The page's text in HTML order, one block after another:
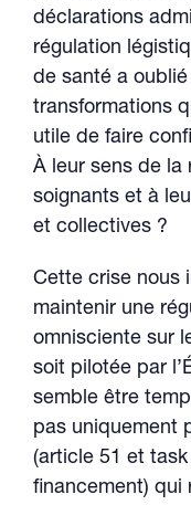
déclarations
régulation
de santé a
transformations
utile de faire
À leur sens de la
soignants et à
et collectives ?
Cette crise nous
maintenir une
omnisciente sur
soit pilotée par
semble être
pas uniquement
(article 51 et
financement) qui